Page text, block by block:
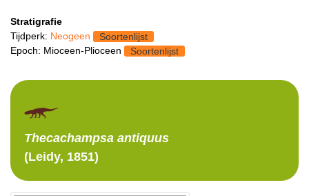
Stratigrafie
Tijdperk: Neogeen
Soortenlijst
Epoch: Mioceen-Plioceen
Soortenlijst
Thecachampsa antiquus
(Leidy, 1851)